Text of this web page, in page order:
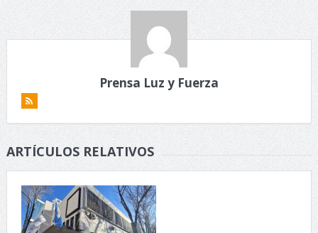
Prensa Luz y Fuerza
ARTÍCULOS RELATIVOS